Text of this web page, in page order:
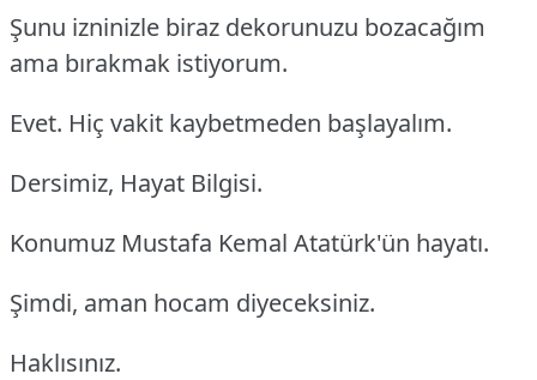
Şunu izninizle biraz dekorunuzu bozacağım
ama bırakmak istiyorum.
Evet. Hiç vakit kaybetmeden başlayalım.
Dersimiz, Hayat Bilgisi.
Konumuz Mustafa Kemal Atatürk'ün hayatı.
Şimdi, aman hocam diyeceksiniz.
Haklısınız.